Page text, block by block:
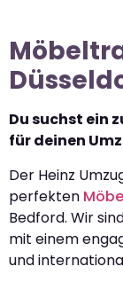
Du suchst ein
für deinen
Der Heinz
perfekten
Bedford. Wir
mit einem
und